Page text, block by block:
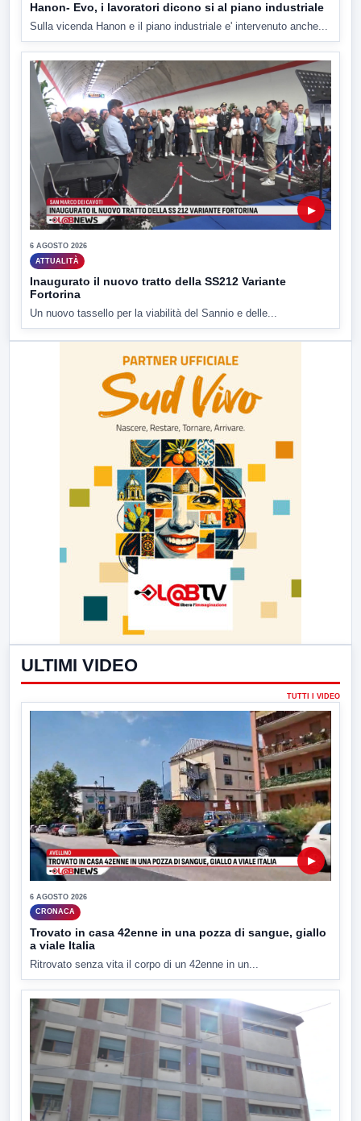
Hanon- Evo, i lavoratori dicono si al piano industriale
Sulla vicenda Hanon e il piano industriale e' intervenuto anche...
▶
6 AGOSTO 2026
ATTUALITÀ
Inaugurato il nuovo tratto della SS212 Variante
Fortorina
Un nuovo tassello per la viabilità del Sannio e delle...
ULTIMI VIDEO
TUTTI I VIDEO
▶
6 AGOSTO 2026
CRONACA
Trovato in casa 42enne in una pozza di sangue, giallo
a viale Italia
Ritrovato senza vita il corpo di un 42enne in un...